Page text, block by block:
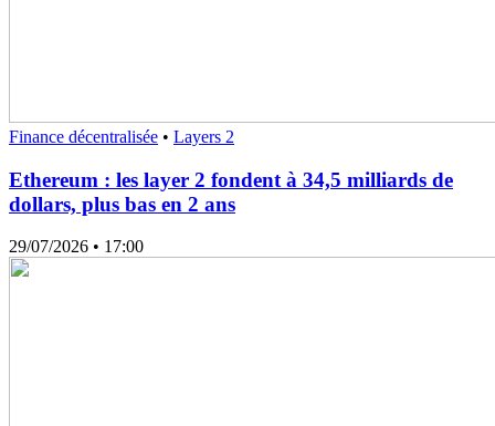
Finance décentralisée • Layers 2
Ethereum : les layer 2 fondent à 34,5 milliards de
dollars, plus bas en 2 ans
29/07/2026 • 17:00